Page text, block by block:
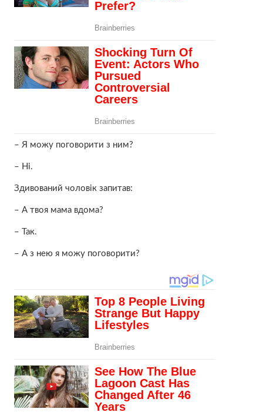
– Я можу поговорити з ним?
– Ні.
Здивований чоловік запитав:
– А твоя мама вдома?
– Так.
– А з нею я можу поговорити?